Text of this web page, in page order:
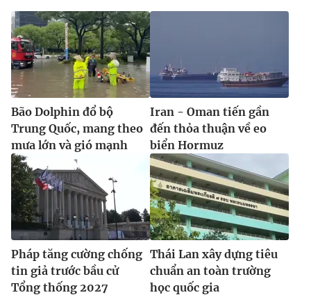
Bão Dolphin đổ bộ
Trung Quốc, mang theo
mưa lớn và gió mạnh
Iran - Oman tiến gần
đến thỏa thuận về eo
biển Hormuz
Pháp tăng cường chống
tin giả trước bầu cử
Tổng thống 2027
Thái Lan xây dựng tiêu
chuẩn an toàn trường
học quốc gia